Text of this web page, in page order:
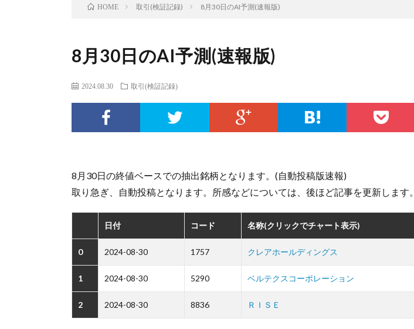
HOME 取引(検証記録) 8月30日のAI予測(速報版)
8月30日のAI予測(速報版)
2024.08.30 取引(検証記録)
8月30日の終値ベースでの抽出銘柄となります。(自動投稿版速報)
取り急ぎ、自動投稿となります。所感などについては、後ほど記事を更新します。
日付 コード 名称(クリックでチャート表示)
0 2024-08-30 1757 クレアホールディングス
1 2024-08-30 5290 ベルテクスコーポレーション
2 2024-08-30 8836 ＲＩＳＥ